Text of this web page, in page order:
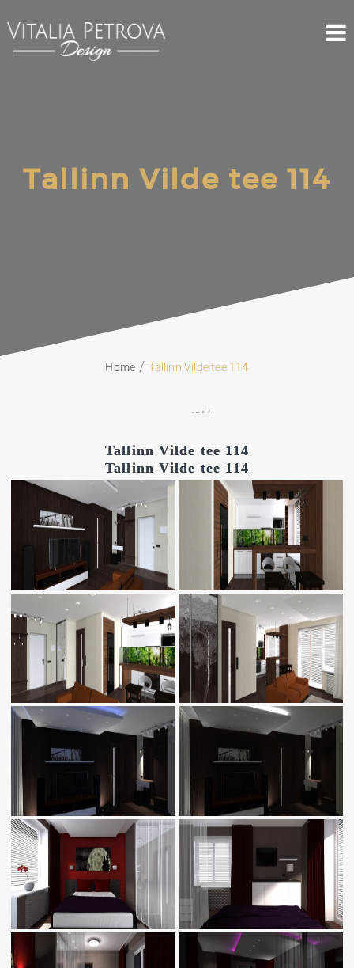
Tallinn Vilde tee 114
Home Tallinn Vilde tee 114
20.04.2017
Tallinn Vilde tee 114
Tallinn Vilde tee 114